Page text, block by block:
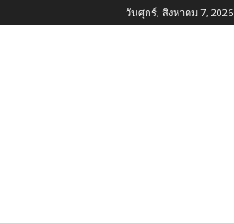
วันศุกร์, สิงหาคม 7, 2026